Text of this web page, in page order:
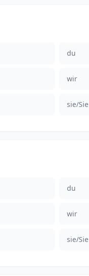
du
wir
sie/Sie
du
wir
sie/Sie